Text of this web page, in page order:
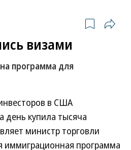
визами
программа для
в США
день купила тысяча
министр торговли
иммиграционная программа